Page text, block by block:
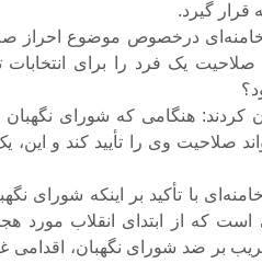
قرار گیرد.
درخصوص موضوع احراز
یک فرد را برای انتخابات
کردند: هنگامی که شورای نگهبان
صلاحیت وی را تأیید کند و
با تأکید بر اینکه شورای
که از ابتدای انقلاب مورد
بر ضد شورای نگهبان، اقدامی